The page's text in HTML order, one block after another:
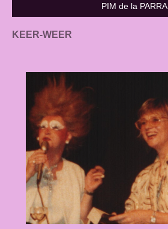
PIM de la PARRA
KEER-WEER